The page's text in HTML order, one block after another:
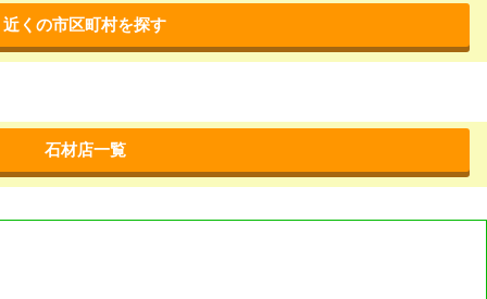
近くの市区町村を探す
石材店一覧